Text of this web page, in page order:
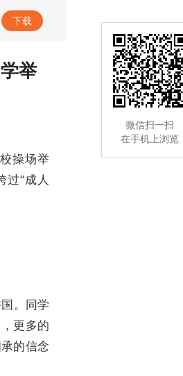
下载
举
操场举
“成人
。同学
更多的
的信念
微信扫一扫
在手机上浏览